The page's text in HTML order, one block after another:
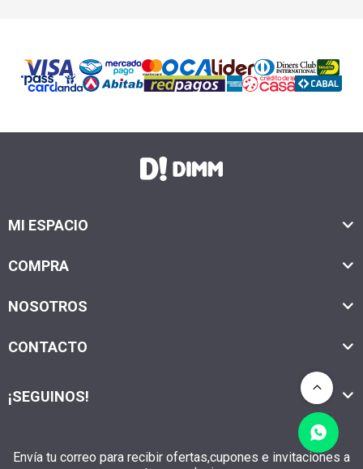
MI ESPACIO
COMPRA
NOSOTROS
CONTACTO
Envía tu correo para recibir ofertas,cupones e invitaciones a
¡SEGUINOS!